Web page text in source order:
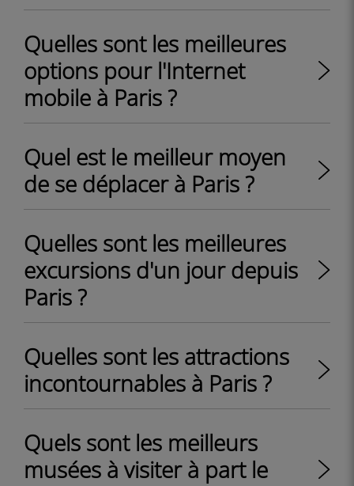
Quelles sont les meilleures
options pour l'Internet
mobile à Paris ?
Quel est le meilleur moyen
de se déplacer à Paris ?
Quelles sont les meilleures
excursions d'un jour depuis
Paris ?
Quelles sont les attractions
incontournables à Paris ?
Quels sont les meilleurs
musées à visiter à part le